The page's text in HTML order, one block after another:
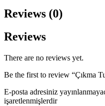
Reviews (0)
Reviews
There are no reviews yet.
Be the first to review “Çıkma
E-posta adresiniz
işaretlenmişlerdir